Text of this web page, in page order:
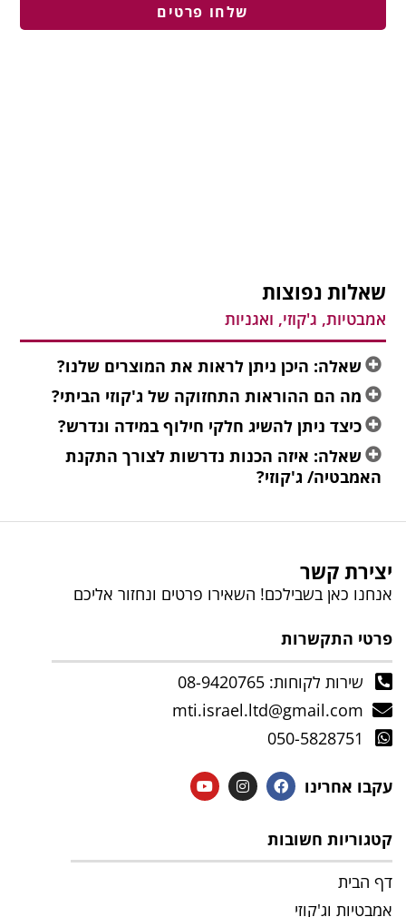
שלחו פרטים
שאלות נפוצות
אמבטיות, ג'קוזי, ואגניות
שאלה: היכן ניתן לראות את המוצרים שלנו?
מה הם ההוראות התחזוקה של ג'קוזי הביתי?
כיצד ניתן להשיג חלקי חילוף במידה ונדרש?
שאלה: איזה הכנות נדרשות לצורך התקנת
האמבטיה/ ג'קוזי?
יצירת קשר
אנחנו כאן בשבילכם! השאירו פרטים ונחזור אליכם
פרטי התקשרות
שירות לקוחות: 08-9420765
mti.israel.ltd@gmail.com
050-5828751
עקבו אחרינו
קטגוריות חשובות
דף הבית
אמבטיות וג'קוזי